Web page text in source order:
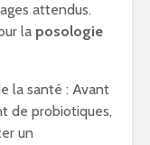
attendus.
la posologie
la santé : Avant
de probiotiques,
un